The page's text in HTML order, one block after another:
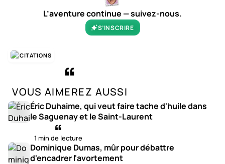
L’aventure continue — suivez-nous.
S’INSCRIRE
CITATIONS
VOUS AIMEREZ AUSSI
Éric Duhaime, qui veut faire tache d'huile dans
le Saguenay et le Saint-Laurent
1 min de lecture
Dominique Dumas, mûr pour débattre
d'encadrer l'avortement